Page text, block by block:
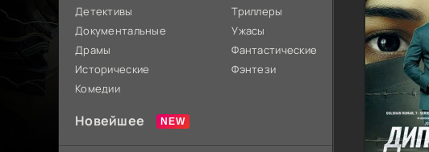
Детективы
Документальные
Драмы
Исторические
Комедии
Триллеры
Ужасы
Фантастические
Фэнтези
Новейшее